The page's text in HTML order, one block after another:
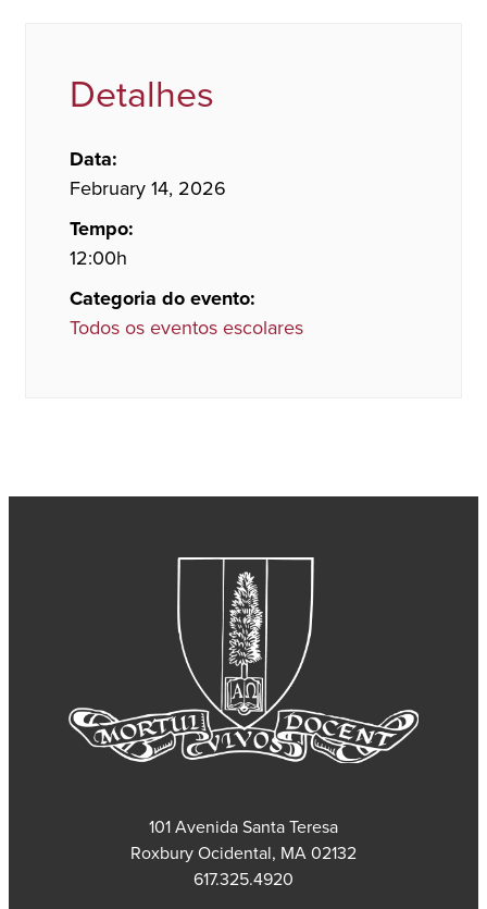
Detalhes
Data:
February 14, 2026
Tempo:
12:00h
Categoria do evento:
Todos os eventos escolares
101 Avenida Santa Teresa
Roxbury Ocidental, MA 02132
617.325.4920